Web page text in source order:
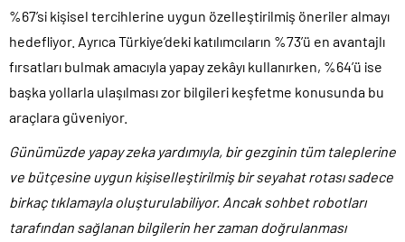
%67’si kişisel tercihlerine uygun özelleştirilmiş öneriler almayı
hedefliyor. Ayrıca Türkiye’deki katılımcıların %73’ü en avantajlı
fırsatları bulmak amacıyla yapay zekâyı kullanırken, %64’ü ise
başka yollarla ulaşılması zor bilgileri keşfetme konusunda bu
araçlara güveniyor.
Günümüzde yapay zeka yardımıyla, bir gezginin tüm taleplerine
ve bütçesine uygun kişiselleştirilmiş bir seyahat rotası sadece
birkaç tıklamayla oluşturulabiliyor. Ancak sohbet robotları
tarafından sağlanan bilgilerin her zaman doğrulanması